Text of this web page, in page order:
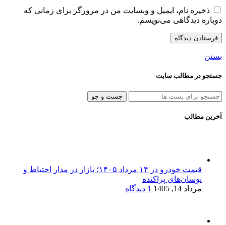
ذخیره نام، ایمیل و وبسایت من در مرورگر برای زمانی که
دوباره دیدگاهی می‌نویسم.
بستن
جستجو در مطالب سایت
جست و جو
آخرین مطالب
قیمت خودرو در ۱۴ مرداد ۱۴۰۵؛ بازار در مدار احتیاط و
نوسان‌های پراکنده
مرداد 14, 1405
1 دیدگاه